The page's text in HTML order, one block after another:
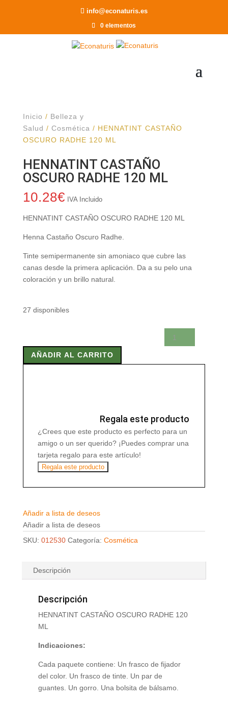
info@econaturis.es
0 elementos
Inicio / Belleza y
Salud / Cosmética / HENNATINT CASTAÑO
OSCURO RADHE 120 ML
HENNATINT CASTAÑO
OSCURO RADHE 120 ML
10.28€ IVA Incluido
HENNATINT CASTAÑO OSCURO RADHE 120 ML
Henna Castaño Oscuro Radhe.
Tinte semipermanente sin amoniaco que cubre las
canas desde la primera aplicación. Da a su pelo una
coloración y un brillo natural.
27 disponibles
CASTAÑO
OSCURO
AÑADIR AL CARRITO
Regala este producto
¿Crees que este producto es perfecto para un
amigo o un ser querido? ¡Puedes comprar una
tarjeta regalo para este artículo!
Regala este producto
Añadir a lista de deseos
Añadir a lista de deseos
SKU: 012530 Categoría: Cosmética
Descripción
Descripción
HENNATINT CASTAÑO OSCURO RADHE 120
ML
Indicaciones:
Cada paquete contiene: Un frasco de fijador
del color. Un frasco de tinte. Un par de
guantes. Un gorro. Una bolsita de bálsamo.